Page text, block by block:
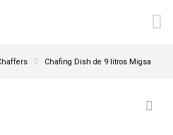
Chafing Dish de 9 litros Migsa